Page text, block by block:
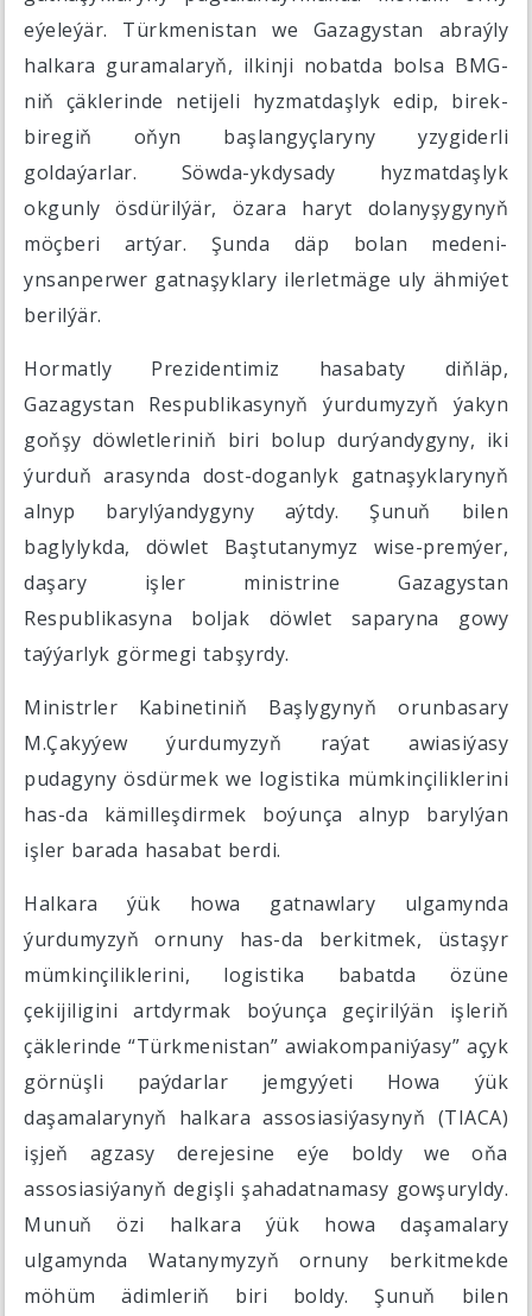
eýeleýär. Türkmenistan we Gazagystan abraýly
halkara guramalaryň, ilkinji nobatda bolsa BMG-
niň çäklerinde netijeli hyzmatdaşlyk edip, birek-
biregiň oňyn başlangyçlaryny yzygiderli
goldaýarlar. Söwda-ykdysady hyzmatdaşlyk
okgunly ösdürilýär, özara haryt dolanyşygynyň
möçberi artýar. Şunda däp bolan medeni-
ynsanperwer gatnaşyklary ilerletmäge uly ähmiýet
berilýär.
Hormatly Prezidentimiz hasabaty diňläp,
Gazagystan Respublikasynyň ýurdumyzyň ýakyn
goňşy döwletleriniň biri bolup durýandygyny, iki
ýurduň arasynda dost-doganlyk gatnaşyklarynyň
alnyp barylýandygyny aýtdy. Şunuň bilen
baglylykda, döwlet Baştutanymyz wise-premýer,
daşary işler ministrine Gazagystan
Respublikasyna boljak döwlet saparyna gowy
taýýarlyk görmegi tabşyrdy.
Ministrler Kabinetiniň Başlygynyň orunbasary
M.Çakyýew ýurdumyzyň raýat awiasiýasy
pudagyny ösdürmek we logistika mümkinçiliklerini
has-da kämilleşdirmek boýunça alnyp barylýan
işler barada hasabat berdi.
Halkara ýük howa gatnawlary ulgamynda
ýurdumyzyň ornuny has-da berkitmek, üstaşyr
mümkinçiliklerini, logistika babatda özüne
çekijiligini artdyrmak boýunça geçirilýän işleriň
çäklerinde “Türkmenistan” awiakompaniýasy” açyk
görnüşli paýdarlar jemgyýeti Howa ýük
daşamalarynyň halkara assosiasiýasynyň (TIACA)
işjeň agzasy derejesine eýe boldy we oňa
assosiasiýanyň degişli şahadatnamasy gowşuryldy.
Munuň özi halkara ýük howa daşamalary
ulgamynda Watanymyzyň ornuny berkitmekde
möhüm ädimleriň biri boldy. Şunuň bilen